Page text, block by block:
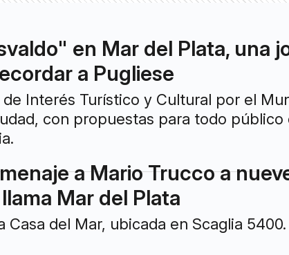
en Mar del Plata, una
a Pugliese
Interés Turístico y Cultural por el
con propuestas para todo
a Mario Trucco a
Mar del Plata
Casa del Mar, ubicada en Scaglia 5400.